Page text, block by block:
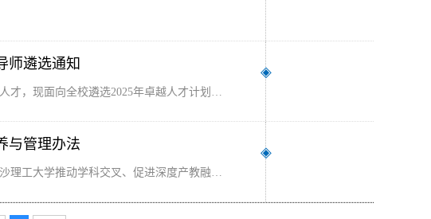
◈
师遴选通知
才，现面向全校遴选2025年卓越人才计划…
◈
与管理办法
理工大学推动学科交叉、促进深度产教融…